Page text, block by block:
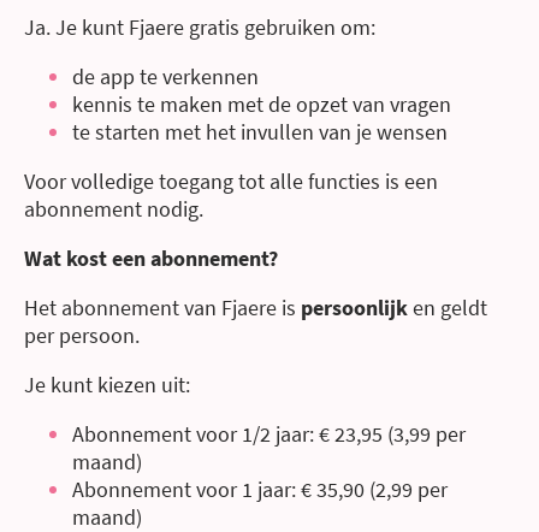
Ja. Je kunt Fjaere gratis gebruiken om:
de app te verkennen
kennis te maken met de opzet van vragen
te starten met het invullen van je wensen
Voor volledige toegang tot alle functies is een
abonnement nodig.
Wat kost een abonnement?
Het abonnement van Fjaere is persoonlijken geldt
per persoon.
Je kunt kiezen uit:
Abonnement voor 1/2 jaar: € 23,95 (3,99 per
maand)
Abonnement voor 1 jaar: € 35,90 (2,99 per
maand)